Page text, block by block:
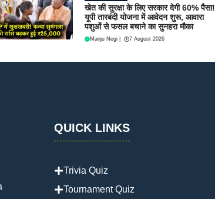
खेत की सुरक्षा के लिए सरकार देगी 60% पैसा!
यूपी तारबंदी योजना में आवेदन शुरू, आवारा
पशुओं से फसल बचाने का सुनहरा मौका
Manju Negi 7 August 2026
QUICK LINKS
Trivia Quiz
Tournament Quiz